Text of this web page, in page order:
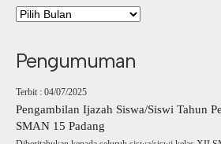
Pengumuman
Terbit : 04/07/2025
Pengambilan Ijazah Siswa/Siswi Tahun
SMAN 15 Padang